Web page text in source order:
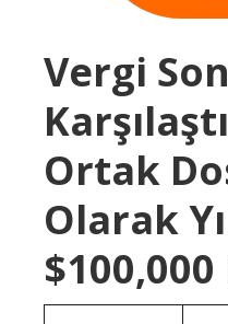
Vergi
Ortak
Olarak